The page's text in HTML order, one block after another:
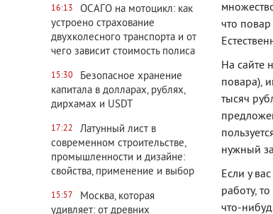
16:13
ОСАГО на мотоцикл: как
устроено страхование
двухколесного транспорта и от
чего зависит стоимость полиса
15:30
Безопасное хранение
капитала в долларах, рублях,
дирхамах и USDT
17:22
Латунный лист в
современном строительстве,
промышленности и дизайне:
свойства, применение и выбор
15:57
Москва, которая
удивляет: от древних
что
На сайте
повара),
тысяч
нужный
Если у
работу,
что-